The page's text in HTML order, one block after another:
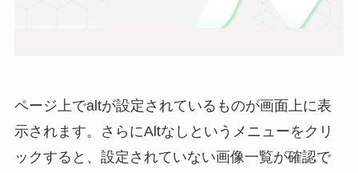
ページ上でaltが設定されているものが画面上に表
示されます。さらにAltなしというメニューをクリ
ックすると、設定されていない画像一覧が確認で